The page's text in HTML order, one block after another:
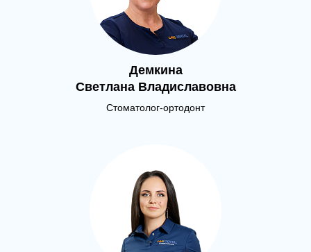
Демкина
Светлана Владиславовна
Стоматолог-ортодонт